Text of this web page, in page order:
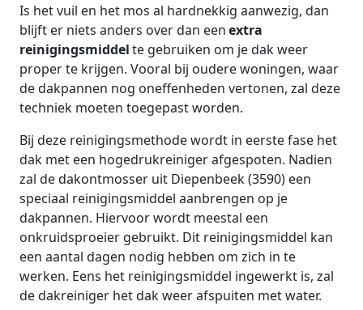
Is het vuil en het mos al hardnekkig aanwezig, dan
blijft er niets anders over dan eenextra
reinigingsmiddelte gebruiken om je dak weer
proper te krijgen. Vooral bij oudere woningen, waar
de dakpannen nog oneffenheden vertonen, zal deze
techniek moeten toegepast worden.
Bij deze reinigingsmethode wordt in eerste fase het
dak met een hogedrukreiniger afgespoten. Nadien
zal de dakontmosser uit Diepenbeek (3590) een
speciaal reinigingsmiddel aanbrengen op je
dakpannen. Hiervoor wordt meestal een
onkruidsproeier gebruikt. Dit reinigingsmiddel kan
een aantal dagen nodig hebben om zich in te
werken. Eens het reinigingsmiddel ingewerkt is, zal
de dakreiniger het dak weer afspuiten met water.